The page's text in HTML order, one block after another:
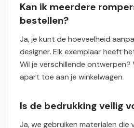
Kan ik meerdere
bestellen?
Ja, je kunt de hoeveelheid
designer. Elk exemplaar heeft
Wil je verschillende ontwerpen?
apart toe aan je winkelwagen.
Is de bedrukking veilig
Ja, we gebruiken materialen die